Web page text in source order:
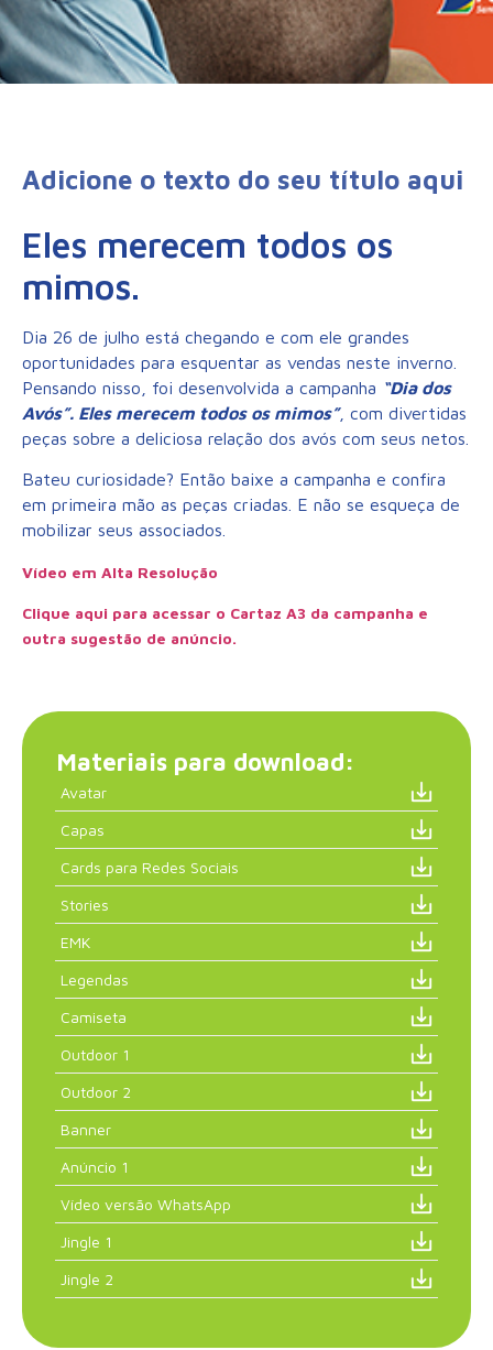
Adicione o texto do seu título aqui
Eles merecem todos os
mimos.
Dia 26 de julho está chegando e com ele grandes
oportunidades para esquentar as vendas neste inverno.
Pensando nisso, foi desenvolvida a campanha “Dia dos
Avós”. Eles merecem todos os mimos”, com divertidas
peças sobre a deliciosa relação dos avós com seus netos.
Bateu curiosidade? Então baixe a campanha e confira
em primeira mão as peças criadas. E não se esqueça de
mobilizar seus associados.
Vídeo em Alta Resolução
Clique aqui para acessar o Cartaz A3 da campanha e
outra sugestão de anúncio.
Materiais para download:
Avatar
Capas
Cards para Redes Sociais
Stories
EMK
Legendas
Camiseta
Outdoor 1
Outdoor 2
Banner
Anúncio 1
Vídeo versão WhatsApp
Jingle 1
Jingle 2